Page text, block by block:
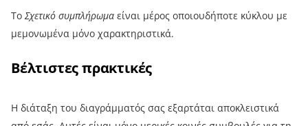
Το Σχετικό συμπλήρωμα είναι μέρος οποιουδήποτε κύκλου με
μεμονωμένα μόνο χαρακτηριστικά.
Βέλτιστες πρακτικές
Η διάταξη του διαγράμματός σας εξαρτάται αποκλειστικά